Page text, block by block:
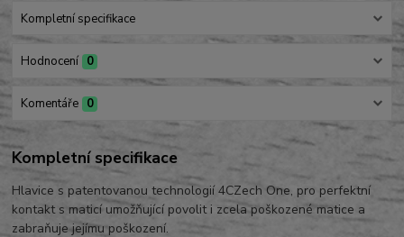
Kompletní specifikace
Hodnocení 0
Komentáře 0
Kompletní specifikace
Hlavice s patentovanou technologií 4CZech One, pro perfektní
kontakt s maticí umožňující povolit i zcela poškozené matice a
zabraňuje jejímu poškození.